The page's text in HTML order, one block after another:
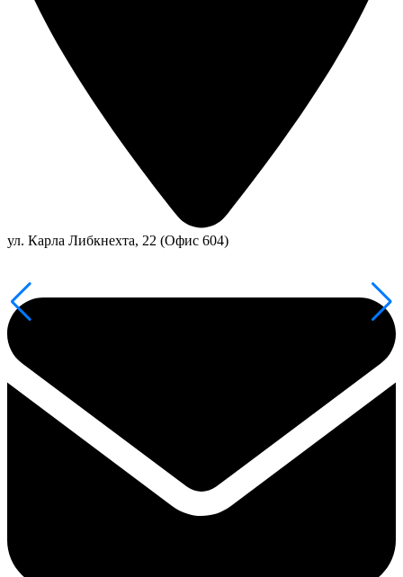
ул. Карла Либкнехта, 22 (Офис 604)